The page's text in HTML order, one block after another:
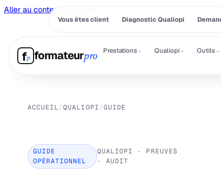
Aller au contenu principal
Vous êtes client Diagnostic Qualiopi
fp formateurpro
Prestations⌄ Qualiopi⌄ Outils⌄
ACCUEIL /QUALIOPI /GUIDE
GUIDE
OPÉRATIONNEL
QUALIOPI · PREUVES
· AUDIT